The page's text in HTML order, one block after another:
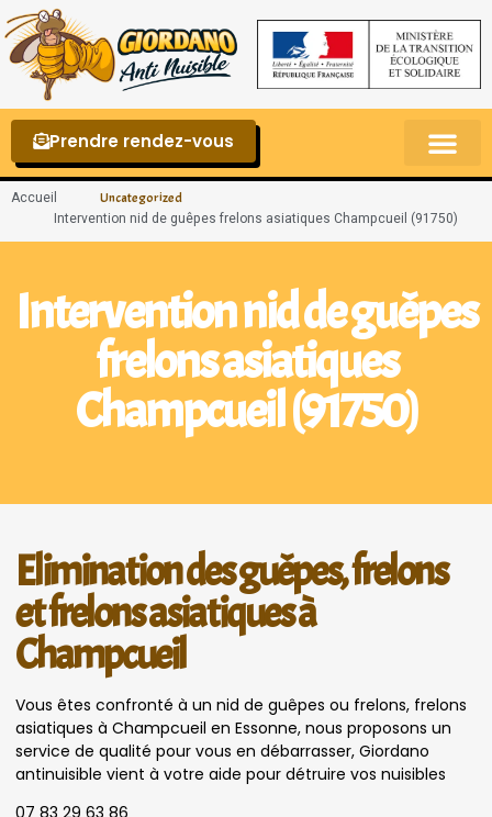
Prendre rendez-vous
Accueil Uncategorized
Intervention nid de guêpes frelons asiatiques Champcueil (91750)
Intervention nid de guêpes
frelons asiatiques
Champcueil (91750)
Elimination des guêpes, frelons
et frelons asiatiques à
Champcueil
Vous êtes confronté à un nid de guêpes ou frelons, frelons
asiatiques à Champcueil en Essonne, nous proposons un
service de qualité pour vous en débarrasser, Giordano
antinuisible vient à votre aide pour détruire vos nuisibles